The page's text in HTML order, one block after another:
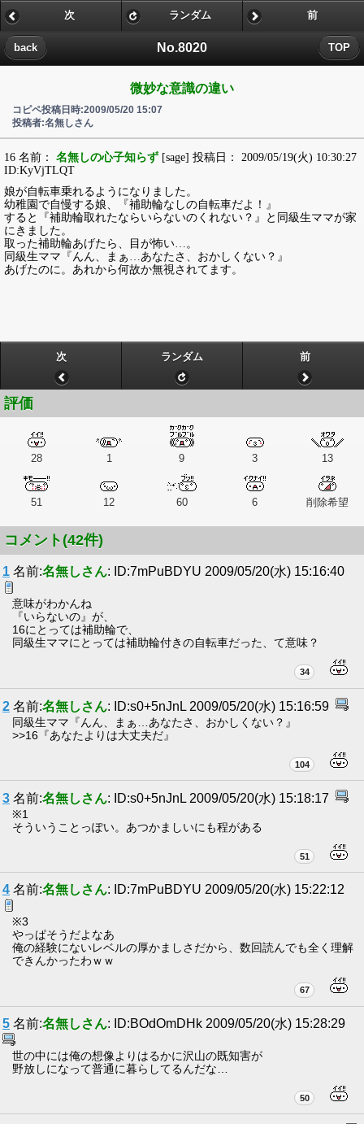
No.8020
back TOP
次 ランダム 前
微妙な意識の違い
コピペ投稿日時:2009/05/20 15:07
投稿者:名無しさん
16 名前： 名無しの心子知らず [sage] 投稿日： 2009/05/19(火) 10:30:27
ID:KyVjTLQT
娘が自転車乗れるようになりました。
幼稚園で自慢する娘、『補助輪なしの自転車だよ！』
すると『補助輪取れたならいらないのくれない？』と同級生ママが家
にきました。
取った補助輪あげたら、目が怖い…。
同級生ママ『んん、まぁ…あなたさ、おかしくない？』
あげたのに。あれから何故か無視されてます。
次 ランダム 前
評価
28 1 9 3 13
51 12 60 6 削除希望
コメント(42件)
1 名前:名無しさん: ID:7mPuBDYU 2009/05/20(水) 15:16:40
意味がわかんね
『いらないの』が、
16にとっては補助輪で、
同級生ママにとっては補助輪付きの自転車だった、て意味？
34
2 名前:名無しさん: ID:s0+5nJnL 2009/05/20(水) 15:16:59
同級生ママ『んん、まぁ…あなたさ、おかしくない？』
>>16『あなたよりは大丈夫だ』
104
3 名前:名無しさん: ID:s0+5nJnL 2009/05/20(水) 15:18:17
※1
そういうことっぽい。あつかましいにも程がある
51
4 名前:名無しさん: ID:7mPuBDYU 2009/05/20(水) 15:22:12
※3
やっぱそうだよなあ
俺の経験にないレベルの厚かましさだから、数回読んでも全く理解
できんかったわｗｗ
67
5 名前:名無しさん: ID:BOdOmDHk 2009/05/20(水) 15:28:29
世の中には俺の想像よりはるかに沢山の既知害が
野放しになって普通に暮らしてるんだな…
50